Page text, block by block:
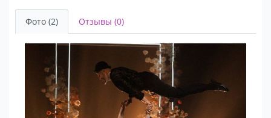
Фото (2) Отзывы (0)